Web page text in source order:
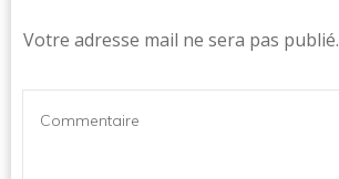
Votre adresse mail ne sera pas publié.